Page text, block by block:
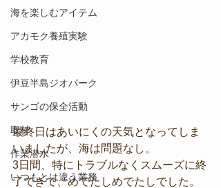
海を楽しむアイテム
アカモク養殖実験
学校教育
伊豆半島ジオパーク
サンゴの保全活動
取材
作業潜水
いつもとは違う業務
最終日はあいにくの天気となってしま
いましたが、海は問題なし。
3日間、特にトラブルなくスムーズに終
了できて、めでたしめでたしでした。